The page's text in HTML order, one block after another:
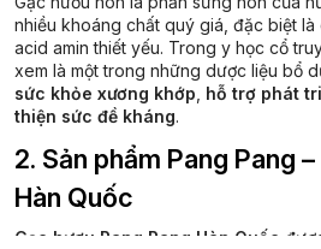
nhiều khoáng chất quý giá, đặc biệt
acid amin thiết yếu. Trong y học cổ
xem là một trong những dược liệu bổ
sức khỏe xương khớp hỗ trợ phát
thiện sức đề kháng.
2. Sản phẩm Pang Pang
Hàn Quốc
Gạc hươu Pang Pang Hàn Quốc